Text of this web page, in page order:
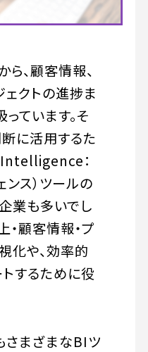
、顧客情報、
ェクトの進捗ま
ています。そ
に活用するた
Intelligence：
ス）ツールの
業も多いでし
・顧客情報・プ
化や、効率的
するために役
さまざまなBIツ